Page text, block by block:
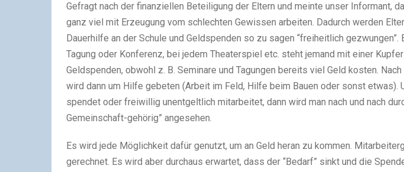
Gefragt nach der finan­zi­el­len Beteiligung der Eltern und meinte unser Informant,
ganz viel mit Erzeugung vom schlech­ten Gewissen arbei­ten. Dadurch wer­den
Dauerhilfe an der Schule und Geldspenden so zu sagen “frei­heit­lich gezwun­gen”.
Tagung oder Konferenz, bei jedem Theaterspiel etc. steht jemand mit einer
Geldspenden, obwohl z. B. Seminare und Tagungen bereits viel Geld kos­ten.
wird dann um Hilfe gebe­ten (Arbeit im Feld, Hilfe beim Bauen oder sonst etwas).
spen­det oder frei­wil­lig unent­gelt­lich mit­ar­bei­tet, dann wird man nach und nach
Gemeinschaft-gehörig” ange­se­hen.
Es wird jede Möglichkeit dafür genutzt, um an Geld heran zu kom­men.
gerech­net. Es wird aber durch­aus erwar­tet, dass der “Bedarf” sinkt und die